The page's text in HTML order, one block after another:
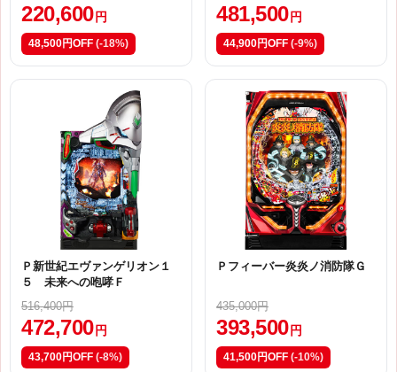
220,600 円
48,500円OFF (-18%)
481,500 円
44,900円OFF (-9%)
Ｐ新世紀エヴァンゲリオン１
５ 未来への咆哮Ｆ
516,400円
472,700 円
43,700円OFF (-8%)
Ｐフィーバー炎炎ノ消防隊Ｇ
435,000円
393,500 円
41,500円OFF (-10%)